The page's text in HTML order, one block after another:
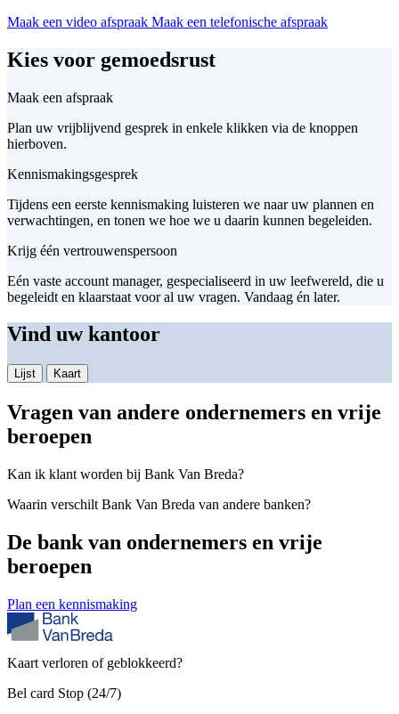
Maak een video afspraak Maak een telefonische afspraak
Kies voor gemoedsrust
Maak een afspraak
Plan uw vrijblijvend gesprek in enkele klikken via de knoppen
hierboven.
Kennismakingsgesprek
Tijdens een eerste kennismaking luisteren we naar uw plannen en
verwachtingen, en tonen we hoe we u daarin kunnen begeleiden.
Krijg één vertrouwenspersoon
Eén vaste account manager, gespecialiseerd in uw leefwereld, die u
begeleidt en klaarstaat voor al uw vragen. Vandaag én later.
Vind uw kantoor
Lijst Kaart
Vragen van andere ondernemers en vrije
beroepen
Kan ik klant worden bij Bank Van Breda?
Waarin verschilt Bank Van Breda van andere banken?
De bank van ondernemers en vrije
beroepen
Plan een kennismaking
Kaart verloren of geblokkeerd?
Bel card Stop (24/7)